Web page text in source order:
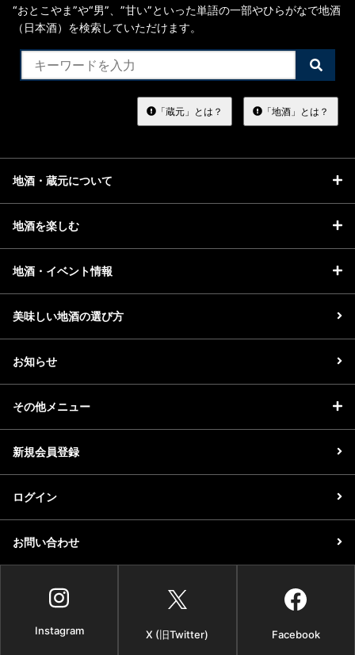
“おとこやま”や“男”、”甘い”といった単語の一部やひらがなで地酒
（日本酒）を検索していただけます。
検
索
る
「蔵元」とは？ 「地酒」とは？
地酒・蔵元について
地酒を楽しむ
地酒・イベント情報
美味しい地酒の選び方
お知らせ
その他メニュー
新規会員登録
ログイン
お問い合わせ
Instagram X (旧Twitter) Facebook